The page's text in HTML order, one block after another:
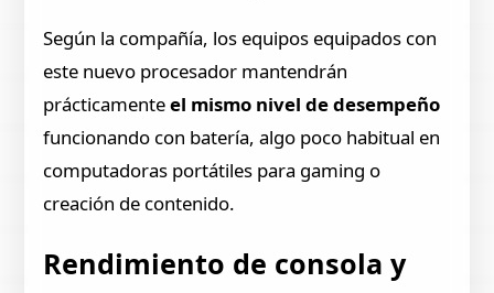
Según la compañía, los equipos equipados con
este nuevo procesador mantendrán
prácticamenteel mismo nivel de desempeño
funcionando con batería, algo poco habitual en
computadoras portátiles para gaming o
creación de contenido.
Rendimiento de consola y